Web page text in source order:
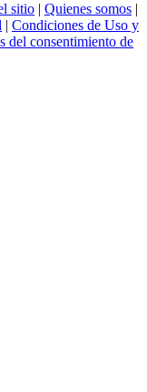
sitio | Quienes somos |
| Condiciones de Uso y
del consentimiento de